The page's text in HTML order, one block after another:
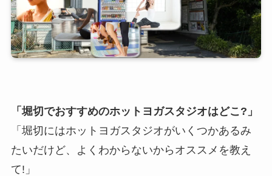
「堀切でおすすめのホットヨガスタジオはどこ?」
「堀切にはホットヨガスタジオがいくつかあるみ
たいだけど、よくわからないからオススメを教え
て!」